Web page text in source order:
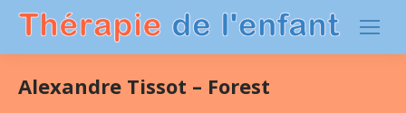
Alexandre Tissot – Forest